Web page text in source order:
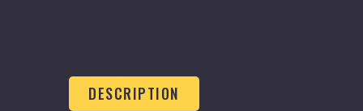
DESCRIPTION